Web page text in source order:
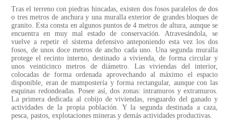
Tras el terreno con piedras hincadas, existen dos fosos paralelos de dos
o tres metros de anchura y una muralla exterior de grandes bloques de
granito. Esta consta en algunos puntos de 4 metros de altura, aunque se
encuentra en muy mal estado de conservación. Atravesándola, se
vuelve a repetir el sistema defensivo anteponiendo esta vez los dos
fosos, de unos doce metros de ancho cada uno. Una segunda muralla
protege el recinto interno, destinado a vivienda, de forma circular y
unos veinticinco metros de diámetro. Las viviendas del interior,
colocadas de forma ordenada aprovechando al máximo el espacio
disponible, eran de mampostería y forma rectangular, aunque con las
esquinas redondeadas. Posee así, dos zonas: intramuros y extramuros.
La primera dedicada al cobijo de viviendas, resguardo del ganado y
actividades de la propia población. Y la segunda destinada a caza,
pesca, pastos, explotaciones mineras y demás actividades productivas.